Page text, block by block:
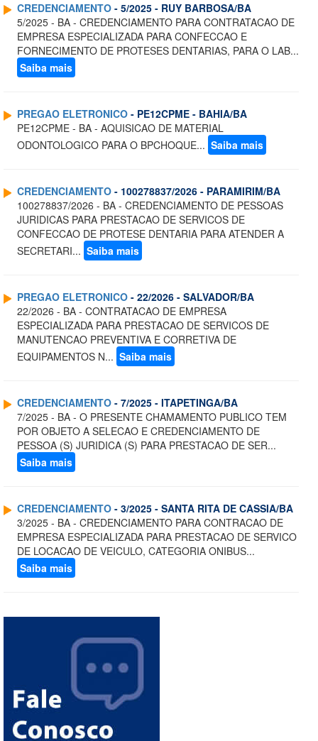
CREDENCIAMENTO - 5/2025 - RUY BARBOSA/BA
5/2025 - BA - CREDENCIAMENTO PARA CONTRATACAO DE
EMPRESA ESPECIALIZADA PARA CONFECCAO E
FORNECIMENTO DE PROTESES DENTARIAS, PARA O LAB...
Saiba mais
PREGAO ELETRONICO - PE12CPME - BAHIA/BA
PE12CPME - BA - AQUISICAO DE MATERIAL
ODONTOLOGICO PARA O BPCHOQUE... Saiba mais
CREDENCIAMENTO - 100278837/2026 - PARAMIRIM/BA
100278837/2026 - BA - CREDENCIAMENTO DE PESSOAS
JURIDICAS PARA PRESTACAO DE SERVICOS DE
CONFECCAO DE PROTESE DENTARIA PARA ATENDER A
SECRETARI... Saiba mais
PREGAO ELETRONICO - 22/2026 - SALVADOR/BA
22/2026 - BA - CONTRATACAO DE EMPRESA
ESPECIALIZADA PARA PRESTACAO DE SERVICOS DE
MANUTENCAO PREVENTIVA E CORRETIVA DE
EQUIPAMENTOS N... Saiba mais
CREDENCIAMENTO - 7/2025 - ITAPETINGA/BA
7/2025 - BA - O PRESENTE CHAMAMENTO PUBLICO TEM
POR OBJETO A SELECAO E CREDENCIAMENTO DE
PESSOA (S) JURIDICA (S) PARA PRESTACAO DE SER...
Saiba mais
CREDENCIAMENTO - 3/2025 - SANTA RITA DE CASSIA/BA
3/2025 - BA - CREDENCIAMENTO PARA CONTRACAO DE
EMPRESA ESPECIALIZADA PARA PRESTACAO DE SERVICO
DE LOCACAO DE VEICULO, CATEGORIA ONIBUS...
Saiba mais